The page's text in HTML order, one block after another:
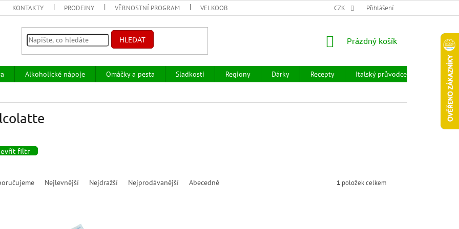
KONTAKTY PRODEJNY VĚRNOSTNÍ PROGRAM VELKOOBCHOD HODNOCENÍ OBCHODU OBCHODNÍ PODMÍNKY
CZK Přihlášení
HLEDAT
NÁKUPNÍ
Prázdný košík
Alkoholické nápoje Omáčky a pesta Sladkosti Regiony Dárky Recepty Italský průvodce
Prodejny
filtr
Nejlevnější Nejdražší Nejprodávanější Abecedně 1 položek celkem